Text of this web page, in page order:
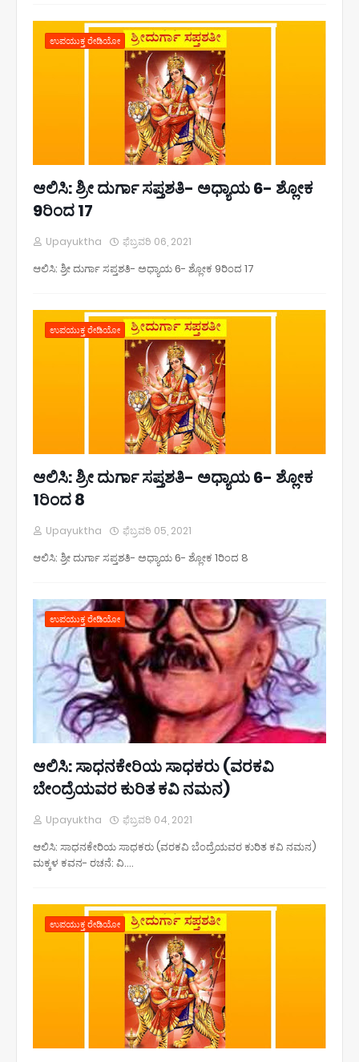
ಉಪಯುಕ್ತ ರೇಡಿಯೋ
ಆಲಿಸಿ: ಶ್ರೀ ದುರ್ಗಾ ಸಪ್ತಶತಿ- ಅಧ್ಯಾಯ 6- ಶ್ಲೋಕ
9ರಿಂದ 17
Upayuktha ಫೆಬ್ರವರಿ 06, 2021
ಆಲಿಸಿ: ಶ್ರೀ ದುರ್ಗಾ ಸಪ್ತಶತಿ- ಅಧ್ಯಾಯ 6- ಶ್ಲೋಕ 9ರಿಂದ 17
ಉಪಯುಕ್ತ ರೇಡಿಯೋ
ಆಲಿಸಿ: ಶ್ರೀ ದುರ್ಗಾ ಸಪ್ತಶತಿ- ಅಧ್ಯಾಯ 6- ಶ್ಲೋಕ
1ರಿಂದ 8
Upayuktha ಫೆಬ್ರವರಿ 05, 2021
ಆಲಿಸಿ: ಶ್ರೀ ದುರ್ಗಾ ಸಪ್ತಶತಿ- ಅಧ್ಯಾಯ 6- ಶ್ಲೋಕ 1ರಿಂದ 8
ಉಪಯುಕ್ತ ರೇಡಿಯೋ
ಆಲಿಸಿ: ಸಾಧನಕೇರಿಯ ಸಾಧಕರು (ವರಕವಿ
ಬೇಂದ್ರೆಯವರ ಕುರಿತ ಕವಿ ನಮನ)
Upayuktha ಫೆಬ್ರವರಿ 04, 2021
ಆಲಿಸಿ: ಸಾಧನಕೇರಿಯ ಸಾಧಕರು (ವರಕವಿ ಬೆಂದ್ರೆಯವರ ಕುರಿತ ಕವಿ ನಮನ)
ಮಕ್ಕಳ ಕವನ- ರಚನೆ: ವಿ.…
ಉಪಯುಕ್ತ ರೇಡಿಯೋ